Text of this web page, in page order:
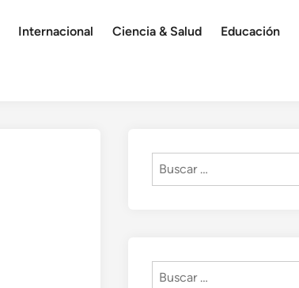
Internacional Ciencia & Salud Educación
Buscar:
Buscar: